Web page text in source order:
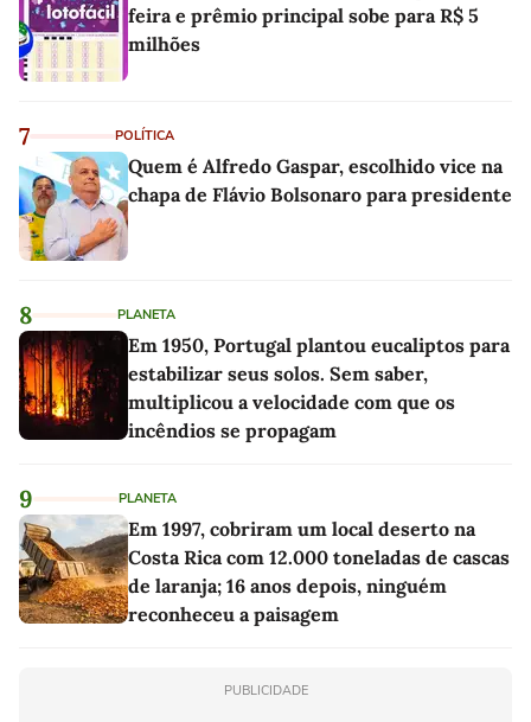
feira e prêmio principal sobe para R$ 5
milhões
7 POLÍTICA
Quem é Alfredo Gaspar, escolhido vice na
chapa de Flávio Bolsonaro para presidente
8 PLANETA
Em 1950, Portugal plantou eucaliptos para
estabilizar seus solos. Sem saber,
multiplicou a velocidade com que os
incêndios se propagam
9 PLANETA
Em 1997, cobriram um local deserto na
Costa Rica com 12.000 toneladas de cascas
de laranja; 16 anos depois, ninguém
reconheceu a paisagem
PUBLICIDADE